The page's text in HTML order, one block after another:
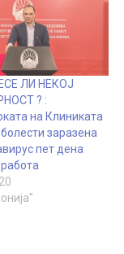
ЛИ НЕКОЈ
? :
на Клиниката
заразена
пет дена